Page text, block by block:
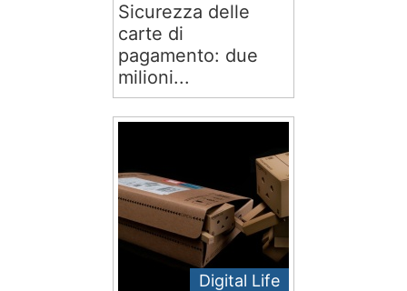
Sicurezza delle
carte di
pagamento: due
milioni...
Digital Life